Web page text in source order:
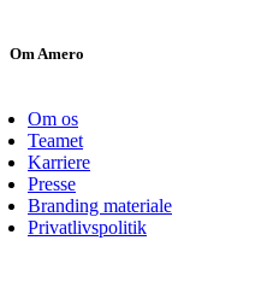
Om Amero
Om os
Teamet
Karriere
Presse
Branding materiale
Privatlivspolitik